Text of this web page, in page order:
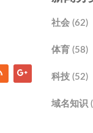
社会 (62)
体育 (58)
科技 (52)
域名知识